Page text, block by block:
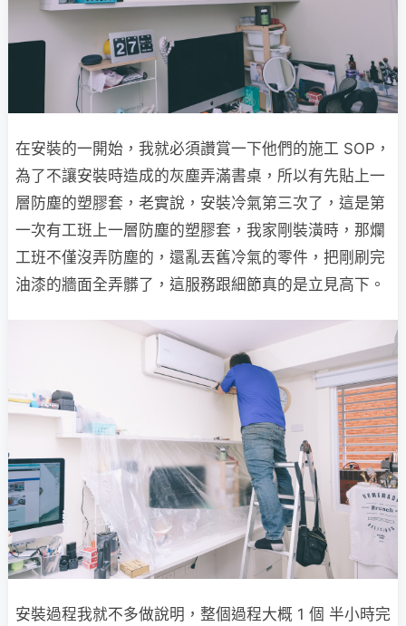
在安裝的一開始，我就必須讚賞一下他們的施工 SOP，
為了不讓安裝時造成的灰塵弄滿書桌，所以有先貼上一
層防塵的塑膠套，老實說，安裝冷氣第三次了，這是第
一次有工班上一層防塵的塑膠套，我家剛裝潢時，那爛
工班不僅沒弄防塵的，還亂丟舊冷氣的零件，把剛刷完
油漆的牆面全弄髒了，這服務跟細節真的是立見高下。
安裝過程我就不多做說明，整個過程大概 1 個 半小時完